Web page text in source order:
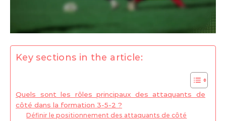
Key sections in the article:
Quels sont les rôles principaux des attaquants de
côté dans la formation 3-5-2 ?
Définir le positionnement des attaquants de côté